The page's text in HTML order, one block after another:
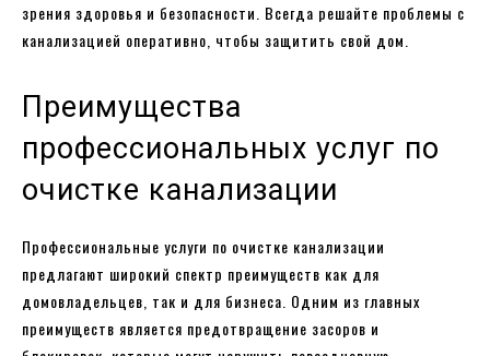
зрения здоровья и безопасности. Всегда решайте проблемы с
канализацией оперативно, чтобы защитить свой дом.
Преимущества
профессиональных услуг по
очистке канализации
Профессиональные услуги по очистке канализации
предлагают широкий спектр преимуществ как для
домовладельцев, так и для бизнеса. Одним из главных
преимуществ является предотвращение засоров и